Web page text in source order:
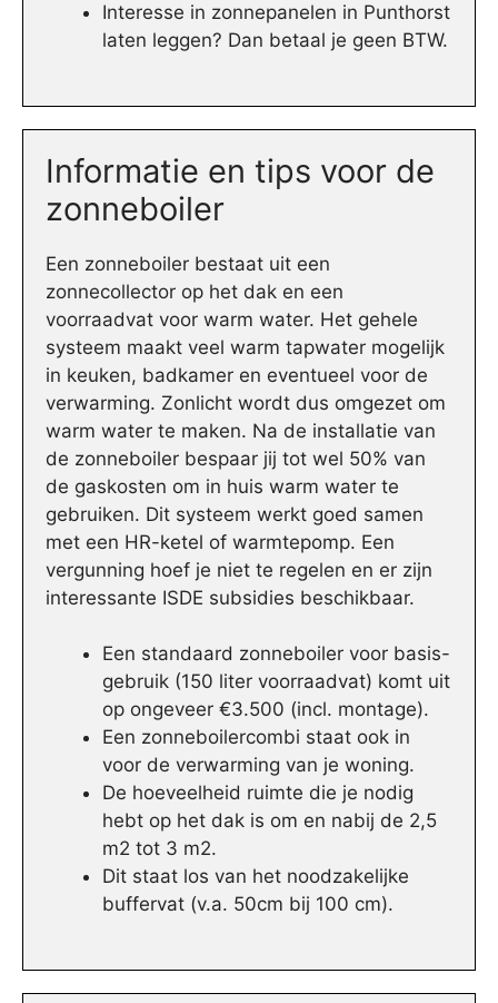
Interesse in zonnepanelen in Punthorst
laten leggen? Dan betaal je geen BTW.
Informatie en tips voor de
zonneboiler
Een zonneboiler bestaat uit een
zonnecollector op het dak en een
voorraadvat voor warm water. Het gehele
systeem maakt veel warm tapwater mogelijk
in keuken, badkamer en eventueel voor de
verwarming. Zonlicht wordt dus omgezet om
warm water te maken. Na de installatie van
de zonneboiler bespaar jij tot wel 50% van
de gaskosten om in huis warm water te
gebruiken. Dit systeem werkt goed samen
met een HR-ketel of warmtepomp. Een
vergunning hoef je niet te regelen en er zijn
interessante ISDE subsidies beschikbaar.
Een standaard zonneboiler voor basis-
gebruik (150 liter voorraadvat) komt uit
op ongeveer €3.500 (incl. montage).
Een zonneboilercombi staat ook in
voor de verwarming van je woning.
De hoeveelheid ruimte die je nodig
hebt op het dak is om en nabij de 2,5
m2 tot 3 m2.
Dit staat los van het noodzakelijke
buffervat (v.a. 50cm bij 100 cm).